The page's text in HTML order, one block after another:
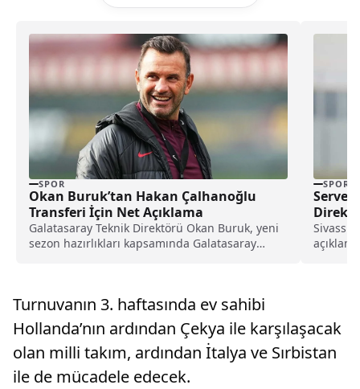
SPOR
Okan Buruk’tan Hakan Çalhanoğlu
Transferi İçin Net Açıklama
Galatasaray Teknik Direktörü Okan Buruk, yeni
sezon hazırlıkları kapsamında Galatasaray
SPOR
Servet
Turnuvanın 3. haftasında ev sahibi
Hollanda’nın ardından Çekya ile karşılaşacak
olan milli takım, ardından İtalya ve Sırbistan
ile de mücadele edecek.